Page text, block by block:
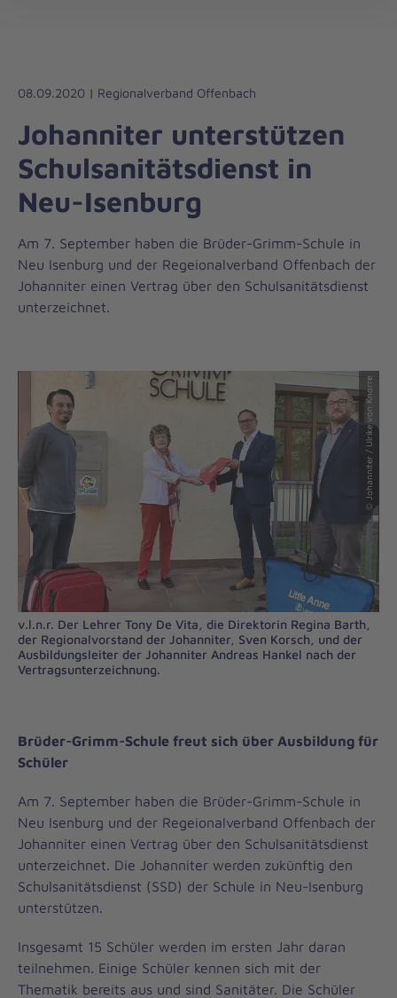
Liebe
Leben
08.09.2020 | Regionalverband Offenbach
Johanniter unterstützen
Schulsanitätsdienst in
Neu-Isenburg
Am 7. September haben die Brüder-Grimm-Schule in
Neu Isenburg und der Regeionalverband Offenbach der
Johanniter einen Vertrag über den Schulsanitätsdienst
unterzeichnet.
© Johanniter / Ulrike von Knorre
v.l.n.r. Der Lehrer Tony De Vita, die Direktorin Regina Barth,
der Regionalvorstand der Johanniter, Sven Korsch, und der
Ausbildungsleiter der Johanniter Andreas Hankel nach der
Vertragsunterzeichnung.
Brüder-Grimm-Schule freut sich über Ausbildung für
Schüler
Am 7. September haben die Brüder-Grimm-Schule in
Neu Isenburg und der Regeionalverband Offenbach der
Johanniter einen Vertrag über den Schulsanitätsdienst
unterzeichnet. Die Johanniter werden zukünftig den
Schulsanitätsdienst (SSD) der Schule in Neu-Isenburg
unterstützen.
Insgesamt 15 Schüler werden im ersten Jahr daran
teilnehmen. Einige Schüler kennen sich mit der
Thematik bereits aus und sind Sanitäter. Die Schüler